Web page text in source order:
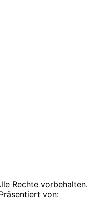
Rechte vorbehalten.
von: